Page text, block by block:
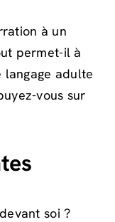
à un
permet-il à
adulte
vous sur
soi ?